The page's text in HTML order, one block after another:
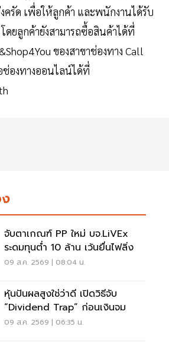
ครัด เพื่อให้ลูกค้า และพนักงานได้รับ
ดยลูกค้ายังสามารถซื้อสินค้าได้ที่
ของสาขาช่องทาง Call
องทางออนไลน์ได้ที่
จับตาเกณฑ์ PP ใหม่ บจ.LiVEx
ระดมทุนต่ำ 10 ล้าน เว้นยื่นไฟลิ่ง
09 ส.ค. 2569 | 08:04 น.
หุ้นปันผลสูงใช่ว่าดี เปิดวิธีจับ
“Dividend Trap” ก่อนเงินจม
09 ส.ค. 2569 | 06:35 น.